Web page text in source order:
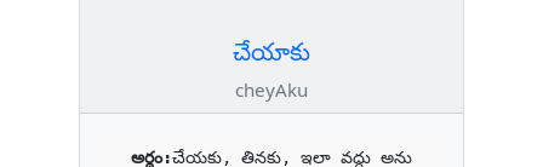
చేయాకు
cheyAku
అర్థం:చేయకు, తినకు, ఇలా వద్దు అను